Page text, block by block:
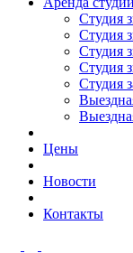
Студия
Студия
Студия
Студия
Студия
Цены
Новости
Контакты